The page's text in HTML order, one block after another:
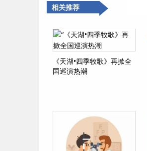
相关推荐
《天湖•四季牧歌》再掀全
国巡演热潮